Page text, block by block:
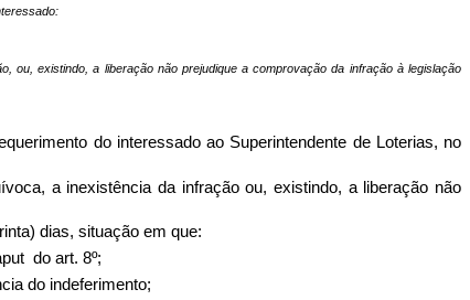
ou, existindo, a liberação não prejudique a comprovação da infração à legislação
do interessado ao Superintendente de Loterias, no
a inexistência da infração ou, existindo, a liberação não
dias, situação em que:
do art. 8º;
do indeferimento;